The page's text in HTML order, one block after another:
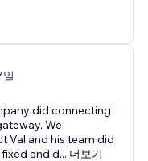
did connecting
We
Val and his team did
and d... 더보기